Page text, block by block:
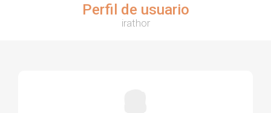
Perfil de usuario
irathor